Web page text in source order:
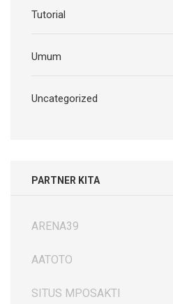
Tutorial
Umum
Uncategorized
PARTNER KITA
ARENA39
AATOTO
SITUS MPOSAKTI